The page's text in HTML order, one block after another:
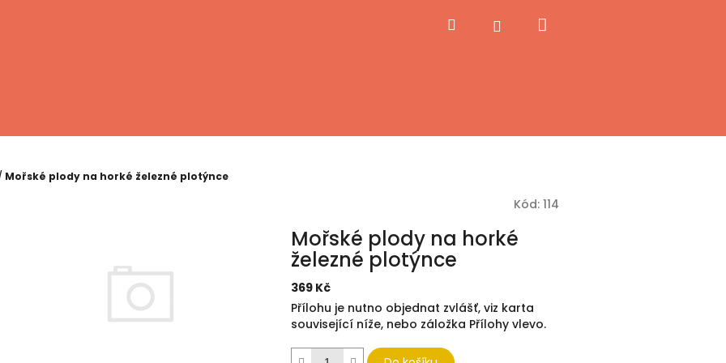
Hledat Přihlášení
Mořské plody na horké železné plotýnce
Kód: 114
Mořské plody na horké
železné plotýnce
369 Kč
Měrná
cena:
Přílohu je nutno objednat zvlášť, viz karta
související níže, nebo záložka Přílohy vlevo.